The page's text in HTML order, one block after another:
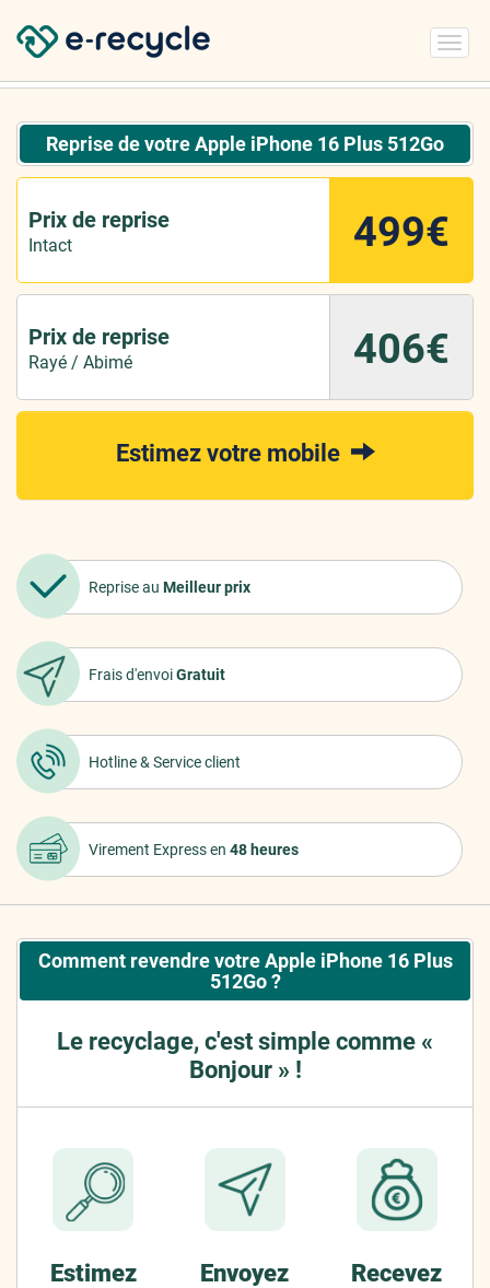
Reprise de votre Apple iPhone 16 Plus 512Go
Prix de reprise
Intact 499€
Prix de reprise
Rayé / Abimé 406€
Estimez votre mobile
Reprise au Meilleur prix
Frais d'envoiGratuit
Hotline & Service client
Virement Expressen 48 heures
Comment revendre votre Apple iPhone 16 Plus
512Go ?
Le recyclage, c'est simple comme «
Bonjour » !
Estimez Envoyez Recevez